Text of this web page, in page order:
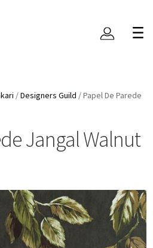
/Designers Guild /Papel De Parede
Jangal Walnut